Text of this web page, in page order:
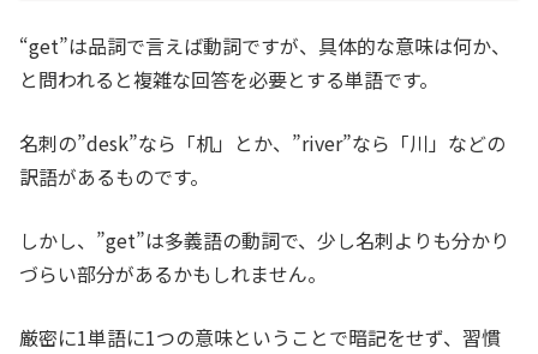
“get”は品詞で言えば動詞ですが、具体的な意味は何か、
と問われると複雑な回答を必要とする単語です。
名刺の”desk”なら「机」とか、”river”なら「川」などの
訳語があるものです。
しかし、”get”は多義語の動詞で、少し名刺よりも分かり
づらい部分があるかもしれません。
厳密に1単語に1つの意味ということで暗記をせず、習慣